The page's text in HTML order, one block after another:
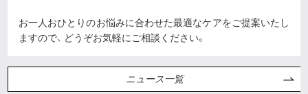
お一人おひとりのお悩みに合わせた最適なケアをご提案いたし
ますので、 どうぞお気軽にご相談ください。
ニュース一覧